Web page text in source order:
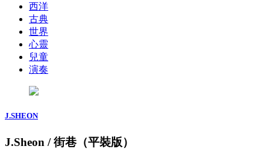
西洋
古典
世界
心靈
兒童
演奏
J.SHEON
J.Sheon / 街巷（平裝版）